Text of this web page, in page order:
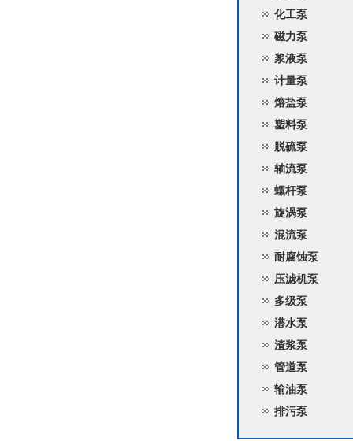
化工泵
磁力泵
浆液泵
计量泵
熔盐泵
塑料泵
脱硫泵
轴流泵
螺杆泵
旋涡泵
混流泵
耐腐蚀泵
压滤机泵
多级泵
潜水泵
渣浆泵
管道泵
输油泵
排污泵